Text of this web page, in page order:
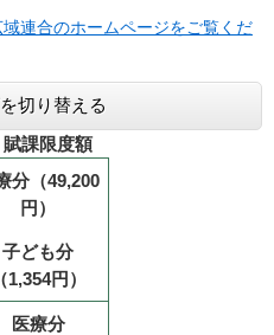
連合のホームページをご覧くだ
切り替える
課限度額
分（49,200
円）
子ども分
（1,354円）
医療分